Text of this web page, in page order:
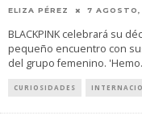
ELIZA PÉREZ 7
BLACKPINK celebrará su
pequeño encuentro con
del grupo femenino. 'Hemo
CURIOSIDADES